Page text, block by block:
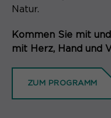
Natur.
Kommen Sie mit
mit Herz, Hand und
ZUM PROGRAMM